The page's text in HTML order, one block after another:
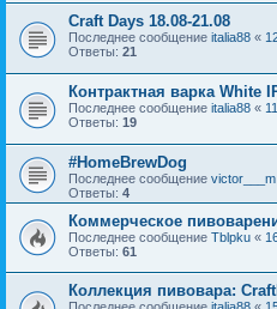
Craft Days 18.08-21.08
Последнее сообщение italia88 «
Ответы: 21
Контрактная варка White
Последнее сообщение italia88 «
Ответы: 19
#HomeBrewDog
Последнее сообщение victor___m
Ответы: 4
Коммерческое
Последнее сообщение Tblpku «
Ответы: 61
Коллекция пивовара: